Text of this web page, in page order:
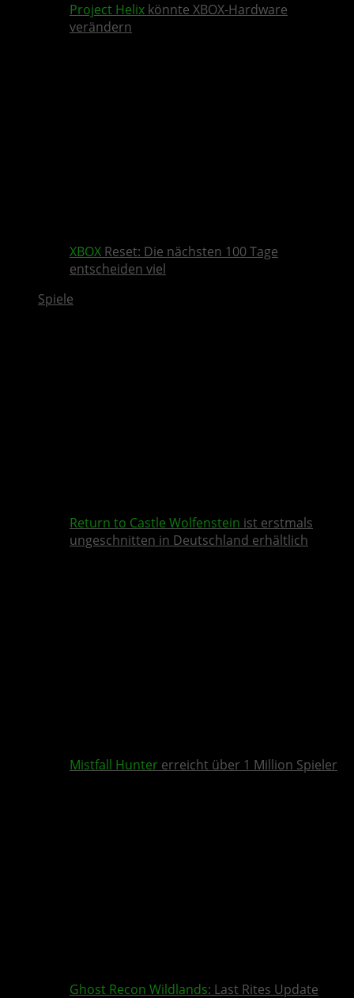
Project Helix könnte XBOX-Hardware
verändern
XBOX Reset: Die nächsten 100 Tage
entscheiden viel
Spiele
Return to Castle Wolfenstein ist erstmals
ungeschnitten in Deutschland erhältlich
Mistfall Hunter erreicht über 1 Million Spieler
Ghost Recon Wildlands: Last Rites Update